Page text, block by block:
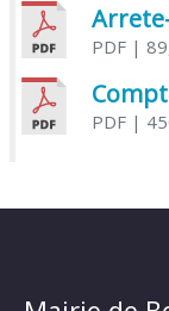
PDF|
PDF|